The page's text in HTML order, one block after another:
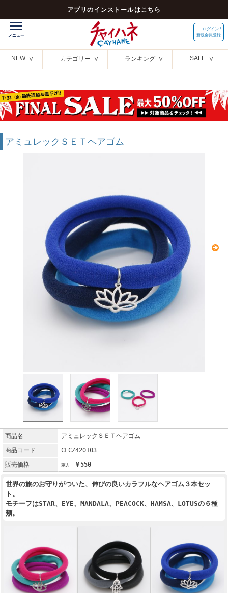
アプリのインストールはこちら
ログイン /
新規会員登録
NEW カテゴリー ランキング SALE
アミュレックＳＥＴヘアゴム
商品名
アミュレックＳＥＴヘアゴム
商品コード
CFCZ420103
販売価格
￥550
世界の旅のお守りがついた、伸びの良いカラフルなヘアゴム３本セッ
ト。
モチーフはSTAR、EYE、MANDALA、PEACOCK、HAMSA、LOTUSの６種
類。